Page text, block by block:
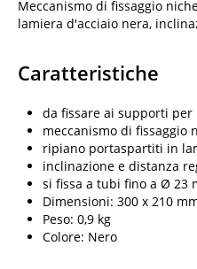
Meccanismo di fissaggio
lamiera d'acciaio nera,
Caratteristiche
da fissare ai supporti per
meccanismo di fissaggio
ripiano portaspartiti in
inclinazione e distanza
si fissa a tubi fino a Ø 23
Dimensioni: 300 x 210
Peso: 0,9 kg
Colore: Nero